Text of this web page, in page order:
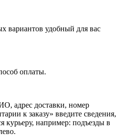
вариантов удобный для вас
оплаты.
адрес доставки, номер
к заказу» введите сведения,
курьеру, например: подъезды в